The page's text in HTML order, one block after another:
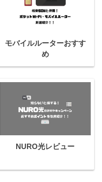
モバイルルーターおすす
め
NURO光レビュー